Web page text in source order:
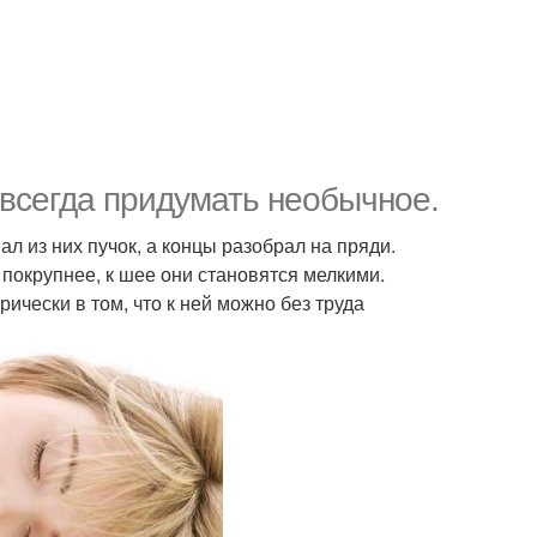
придумать необычное.
из них пучок, а концы разобрал на пряди.
к шее они становятся мелкими.
в том, что к ней можно без труда